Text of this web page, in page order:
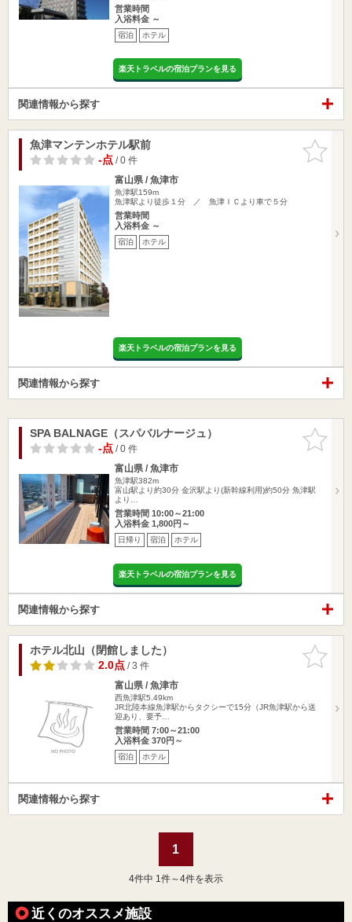
営業時間
入浴料金 ～
宿泊 ホテル
楽天トラベルの宿泊プランを見る
関連情報から探す
お気に入
りに追加
魚津マンテンホテル駅前
-点/ 0 件
富山県 / 魚津市
魚津駅159m
魚津駅より徒歩１分 ／ 魚津ＩＣより車で５分
営業時間
入浴料金 ～
宿泊 ホテル
楽天トラベルの宿泊プランを見る
関連情報から探す
お気に入
りに追加
SPA BALNAGE（スパバルナージュ）
-点/ 0 件
富山県 / 魚津市
魚津駅382m
富山駅より約30分 金沢駅より(新幹線利用)約50分 魚津駅
より…
営業時間 10:00～21:00
入浴料金 1,800円～
日帰り 宿泊 ホテル
楽天トラベルの宿泊プランを見る
関連情報から探す
お気に入
りに追加
ホテル北山（閉館しました）
2.0点/ 3 件
富山県 / 魚津市
西魚津駅5.49km
JR北陸本線魚津駅からタクシーで15分（JR魚津駅から送
迎あり、要予…
営業時間 7:00～21:00
入浴料金 370円～
宿泊 ホテル
関連情報から探す
1
4件中 1件～4件を表示
近くのオススメ施設